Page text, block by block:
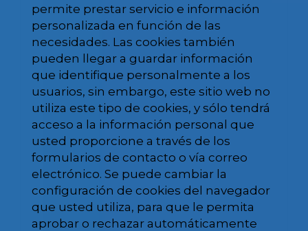
permite prestar servicio e información
personalizada en función de las
necesidades. Las cookies también
pueden llegar a guardar información
que identifique personalmente a los
usuarios, sin embargo, este sitio web no
utiliza este tipo de cookies, y sólo tendrá
acceso a la información personal que
usted proporcione a través de los
formularios de contacto o vía correo
electrónico. Se puede cambiar la
configuración de cookies del navegador
que usted utiliza, para que le permita
aprobar o rechazar automáticamente